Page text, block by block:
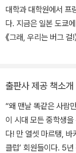
은이 홈페이지와 SNS 주
ograph.com www.facebook.com/martinpage1975 twitter.
com/
대학과 대학원에서 프
다. 지금은 일본 도쿄
《그래, 우리는 버그 걸!
출판사 제공 책소개
“왜 맨날 똑같은 사람만 불행해야 해?”
이 시대 모든 중학생을 위해 조금 괴상한 아이들이 정의
다! 만 열셋 마르탱, 바카리, 프레드 그리고 에르완은 자칭 ‘부적응자
클럽’ 회원들이다. 5